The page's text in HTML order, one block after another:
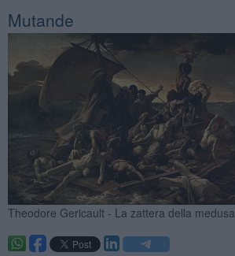
Mutande
Theodore Gericault - La zattera della medusa